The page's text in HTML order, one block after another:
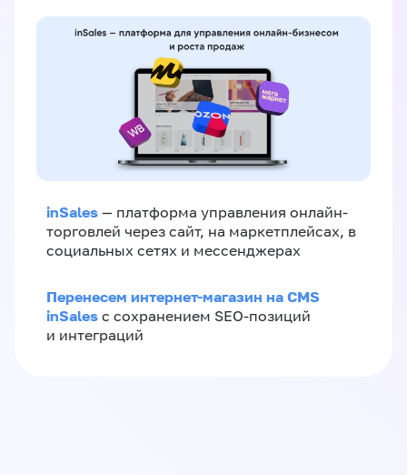
inSales — платформа управления онлайн-
торговлей через сайт, на маркетплейсах, в
социальных сетях и мессенджерах
Перенесем интернет-магазин на CMS
inSales с сохранением SEO-позиций
и интеграций